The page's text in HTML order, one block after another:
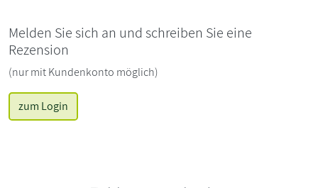
Melden Sie sich an und schreiben Sie eine
Rezension
(nur mit Kundenkonto möglich)
zum Login